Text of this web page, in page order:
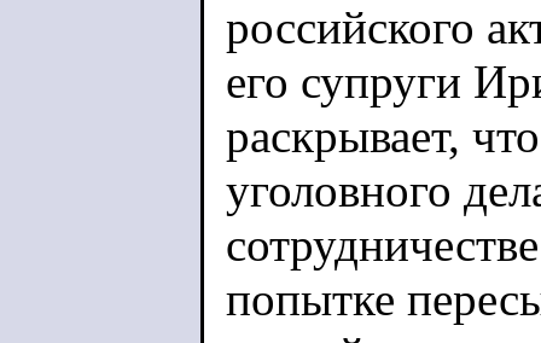
российского
его супруги
раскрывает,
уголовного
попытке